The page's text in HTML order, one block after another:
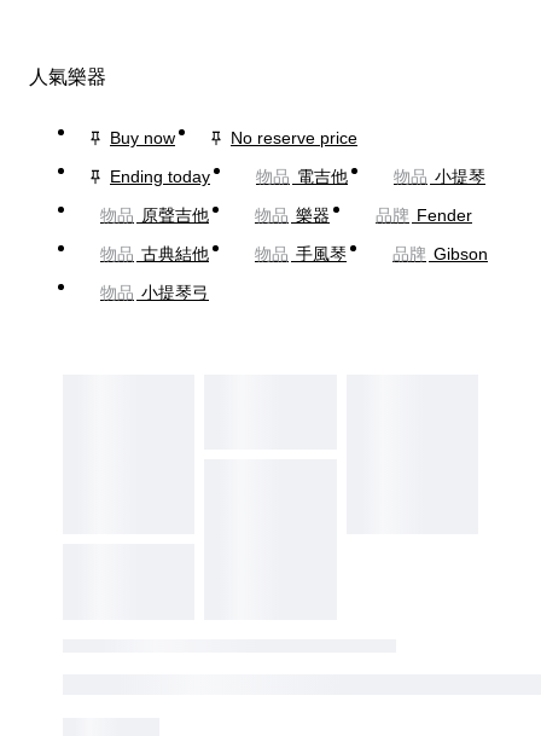
人氣樂器
Buy now
No reserve price
Ending today
物品 電吉他 物品 小提琴
物品 原聲吉他 物品 樂器 品牌 Fender
物品 古典結他 物品 手風琴 品牌 Gibson
物品 小提琴弓